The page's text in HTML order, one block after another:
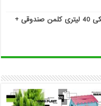
قیمت یخدان پلاستیکی 40 لیتری کلمن صندوقی +